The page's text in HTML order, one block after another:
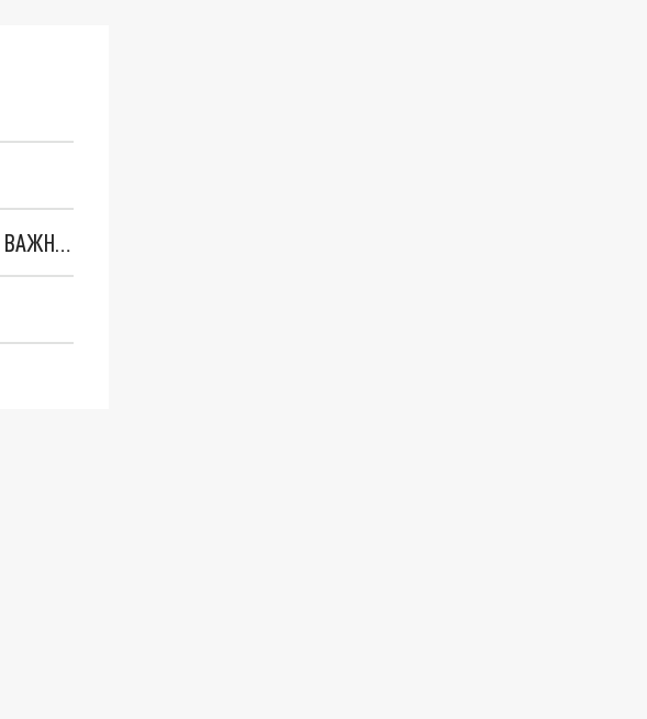
ПРЕДСТАВИТЕЛИ ГЕНПРОКУРАТУРЫ РОССИИ ПРИЕДУТ В АРМЕНИЮ ДЛЯ ОБСУЖДЕНИЯ 2 ВАЖНЫХ ВОПРОСОВ